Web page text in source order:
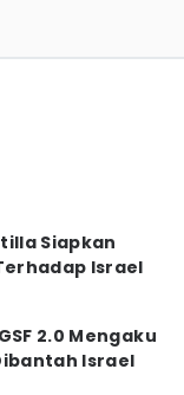
Siapkan
Israel
2.0 Mengaku
Israel